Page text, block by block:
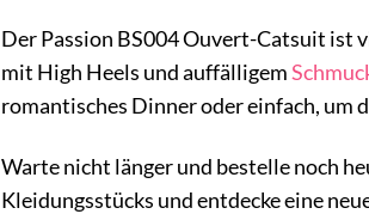
Der Passion BS004 Ouvert-Catsuit ist
mit High Heels und auffälligem
romantisches Dinner oder einfach, um
Warte nicht länger und bestelle noch
Kleidungsstücks und entdecke eine